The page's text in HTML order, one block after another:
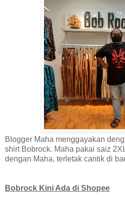
Blogger Maha menggayakan
shirt Bobrock. Maha pakai saiz
dengan Maha, terletak cantik di
Bobrock Kini Ada di Shopee